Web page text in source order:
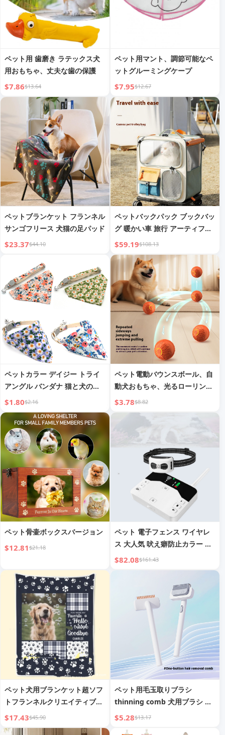
ペット用 歯磨き ラテックス犬
用おもちゃ、丈夫な歯の保護
$7.86$13.64
ペット用マント、調節可能なペ
ットグルーミングケープ
$7.95$12.67
ペットブランケット フランネル
サンゴフリース 犬猫の足パッド
$23.37$44.10
ペットバックパック ブックバッ
グ 暖かい車 旅行 アーティファ
クト 犬 大容量
$59.19$108.13
ペットカラー デイジー トライ
アングル バンダナ 猫と犬のカ
ラー
$1.80$2.16
ペット電動バウンスボール、自
動犬おもちゃ、光るローリング
ボール、犬用おもちゃ
$3.78$8.82
ペット骨壷ボックスバージョン
$12.81$21.18
ペット 電子フェンス ワイヤレ
ス 大人気 吠え癖防止カラー ペ
ット用品 アウトドア ドッグカ
ラー プラスチック トレーニン
$82.08$161.43
ペット犬用ブランケット超ソフ
トフランネルクリエイティブブ
ランケットカスタムDIY
$17.43$45.90
ペット用毛玉取りブラシ
thinning comb 犬用ブラシ 猫
用ブラシ 毛玉取りツール 犬猫
$5.28$13.17